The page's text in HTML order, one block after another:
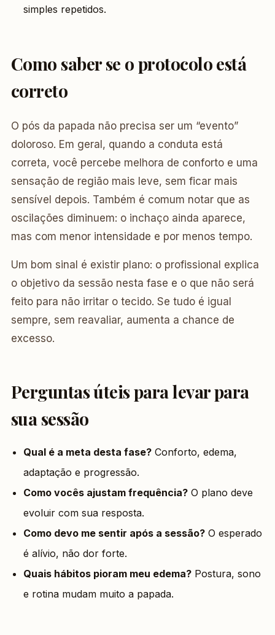
simples repetidos.
Como saber se o protocolo está
correto
O pós da papada não precisa ser um “evento”
doloroso. Em geral, quando a conduta está
correta, você percebe melhora de conforto e uma
sensação de região mais leve, sem ficar mais
sensível depois. Também é comum notar que as
oscilações diminuem: o inchaço ainda aparece,
mas com menor intensidade e por menos tempo.
Um bom sinal é existir plano: o profissional explica
o objetivo da sessão nesta fase e o que não será
feito para não irritar o tecido. Se tudo é igual
sempre, sem reavaliar, aumenta a chance de
excesso.
Perguntas úteis para levar para
sua sessão
Qual é a meta desta fase? Conforto, edema,
adaptação e progressão.
Como vocês ajustam frequência? O plano deve
evoluir com sua resposta.
Como devo me sentir após a sessão? O esperado
é alívio, não dor forte.
Quais hábitos pioram meu edema? Postura, sono
e rotina mudam muito a papada.